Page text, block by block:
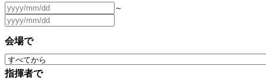
～
会場で
指揮者で